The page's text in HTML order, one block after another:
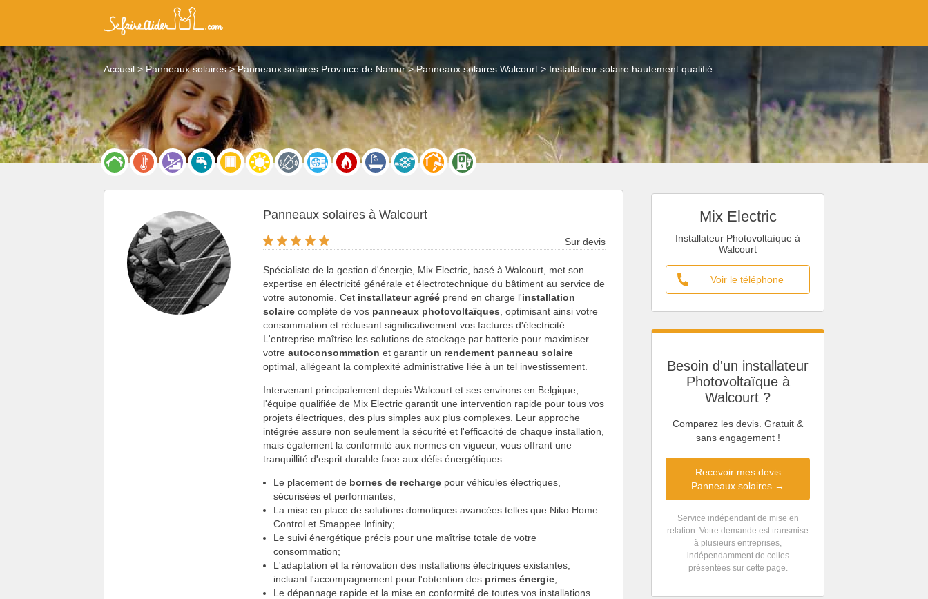
Accueil Panneaux solaires Panneaux solaires Province de Namur Panneaux solaires Walcourt Installateur solaire hautement qualifié
Mix Electric
Installateur Photovoltaïque à
Walcourt
Voir le téléphone
Besoin d'un installateur
Photovoltaïque à
Walcourt ?
Comparez les devis. Gratuit &
sans engagement !
Recevoir mes devis
Panneaux solaires →
Service indépendant de mise en
relation. Votre demande est transmise
à plusieurs entreprises,
indépendamment de celles
présentées sur cette page.
Panneaux solaires à Walcourt
Sur devis
Spécialiste de la gestion d'énergie, Mix Electric, basé à Walcourt, met son
expertise en électricité générale et électrotechnique du bâtiment au service de
votre autonomie. Cet installateur agréé prend en charge l'installation
solaire complète de vos panneaux photovoltaïques , optimisant ainsi votre
consommation et réduisant significativement vos factures d'électricité.
L'entreprise maîtrise les solutions de stockage par batterie pour maximiser
votreautoconsommation et garantir un rendement panneau solaire
optimal, allégeant la complexité administrative liée à un tel investissement.
Intervenant principalement depuis Walcourt et ses environs en Belgique,
l'équipe qualifiée de Mix Electric garantit une intervention rapide pour tous vos
projets électriques, des plus simples aux plus complexes. Leur approche
intégrée assure non seulement la sécurité et l'efficacité de chaque installation,
mais également la conformité aux normes en vigueur, vous offrant une
tranquillité d'esprit durable face aux défis énergétiques.
Le placement de bornes de recharge pour véhicules électriques,
sécurisées et performantes;
La mise en place de solutions domotiques avancées telles que Niko Home
Control et Smappee Infinity;
Le suivi énergétique précis pour une maîtrise totale de votre
consommation;
L'adaptation et la rénovation des installations électriques existantes,
incluant l'accompagnement pour l'obtention des primes énergie;
Le dépannage rapide et la mise en conformité de toutes vos installations